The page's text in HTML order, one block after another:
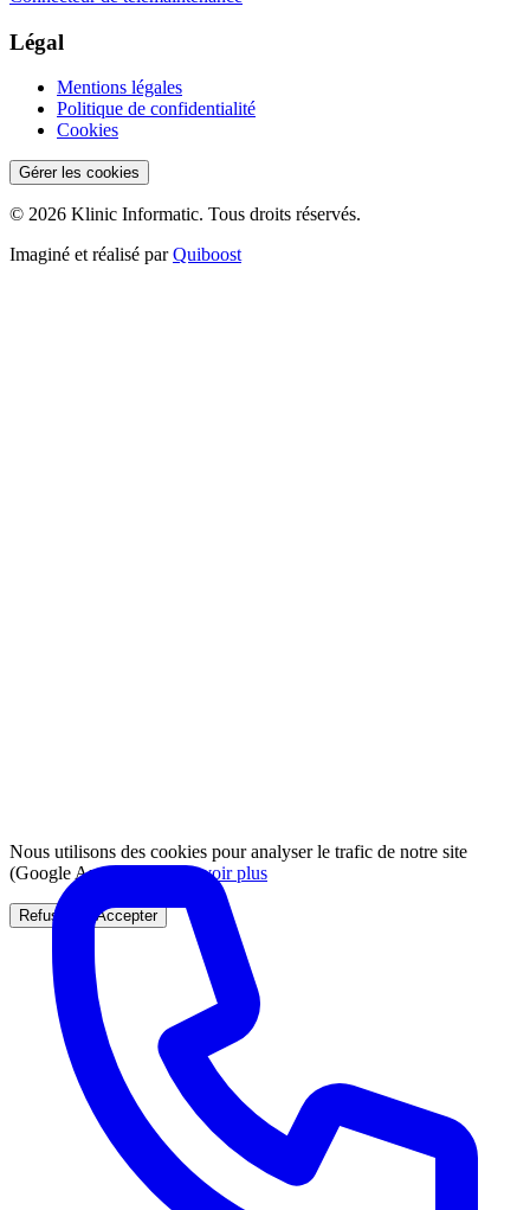
Légal
Mentions légales
Politique de confidentialité
Cookies
Gérer les cookies
© 2026 Klinic Informatic. Tous droits réservés.
Imaginé et réalisé parQuiboost
Nous utilisons des cookies pour analyser le trafic de notre site
(Google Analytics).
En savoir plus
Refuser Accepter